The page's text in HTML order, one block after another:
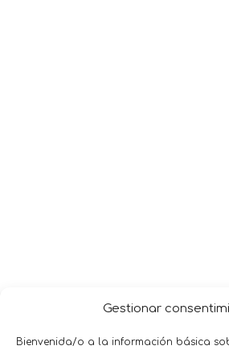
Gestionar
Bienvenida/o a la información básica